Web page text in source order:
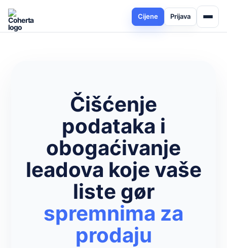
Cijene Prijava
Čišćenje
podataka i
obogaćivanje
leadova koje vaše
liste gør
spremnima za
prodaju